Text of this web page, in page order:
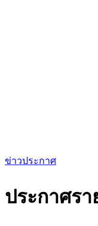
ข่าวประกาศ
ประกาศร